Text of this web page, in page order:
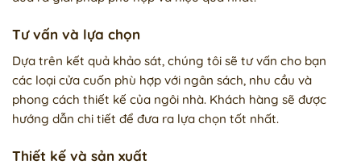
Tư vấn và lựa chọn
Dựa trên kết quả khảo sát, chúng tôi sẽ tư vấn cho bạn
các loại cửa cuốn phù hợp với ngân sách, nhu cầu và
phong cách thiết kế của ngôi nhà. Khách hàng sẽ được
hướng dẫn chi tiết để đưa ra lựa chọn tốt nhất.
Thiết kế và sản xuất